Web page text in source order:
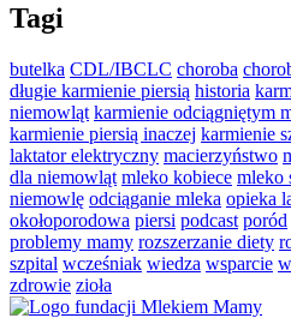
Tagi
butelka CDL/IBCLC choroba
długie karmienie piersią historia
niemowląt karmienie odciągniętym
karmienie piersią inaczej karmienie
laktator elektryczny macierzyństwo
dla niemowląt mleko kobiece mleko
niemowlę odciąganie mleka opieka
okołoporodowa piersi podcast poród
problemy mamy rozszerzanie diety
szpital wcześniak wiedza wsparcie
zdrowie zioła